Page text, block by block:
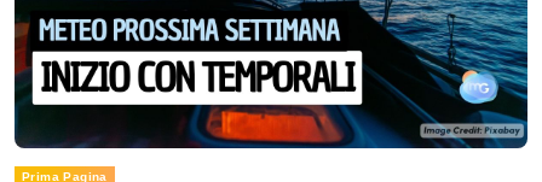
Prima Pagina